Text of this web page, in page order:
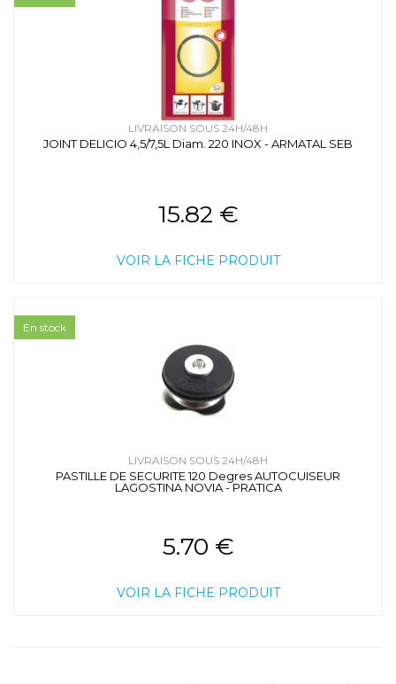
LIVRAISON SOUS 24H/48H
JOINT DELICIO 4,5/7,5L Diam. 220 INOX - ARMATAL SEB
15.82 €
VOIR LA FICHE PRODUIT
LIVRAISON SOUS 24H/48H
PASTILLE DE SECURITE 120 Degres AUTOCUISEUR
LAGOSTINA NOVIA - PRATICA
5.70 €
VOIR LA FICHE PRODUIT
En stock